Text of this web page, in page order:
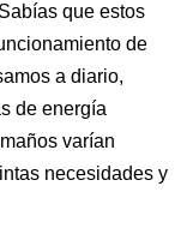
que estos
de
a diario,
de energía
varían
necesidades y